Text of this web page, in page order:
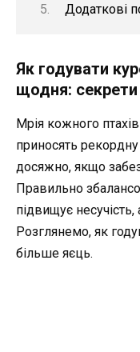
Додаткові
Як годувати
щодня: секрети
Мрія кожного
приносять
досяжно, якщо
Правильно
підвищує несучість,
Розглянемо, як
більше яєць.